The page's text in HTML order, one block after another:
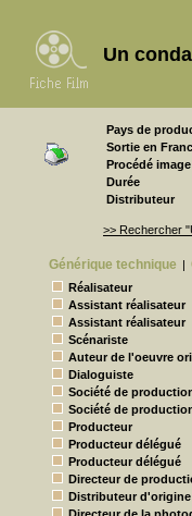
Un
Pays de
Sortie en
Procédé image
Durée
Distributeur
>> Rechercher
Générique technique |
Réalisateur
Assistant réalisateur
Assistant réalisateur
Scénariste
Auteur de l'oeuvre
Dialoguiste
Société de
Société de
Producteur
Producteur délégué
Producteur délégué
Directeur de
Distributeur d'origine